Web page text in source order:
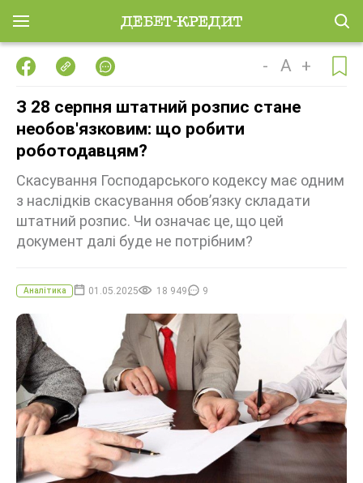
- A +
З 28 серпня штатний розпис стане
необов'язковим: що робити
роботодавцям?
Скасування Господарського кодексу має одним
з наслідків скасування обов’язку складати
штатний розпис. Чи означає це, що цей
документ далі буде не потрібним?
Аналітика 01.05.2025 18 949 9